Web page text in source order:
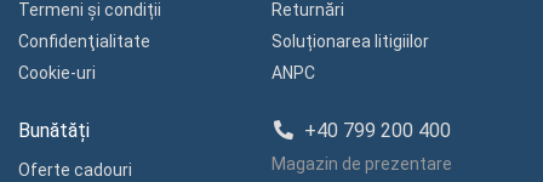
Termeni și condiții
Confidenţialitate
Cookie-uri
Returnări
Soluționarea litigiilor
ANPC
Bunătăți
Oferte cadouri
+40 799 200 400
Magazin de prezentare